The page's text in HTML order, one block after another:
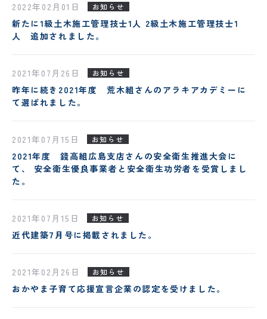
2022年02月01日 お知らせ
新たに1級土木施工管理技士1人 2級土木施工管理技士1
人 追加されました。
2021年07月26日 お知らせ
昨年に続き2021年度 荒木組さんのアラキアカデミーに
て選ばれました。
2021年07月15日 お知らせ
2021年度 錢高組広島支店さんの安全衛生推進大会に
て、 安全衛生優良事業者と安全衛生功労者を受賞しまし
た。
2021年07月15日 お知らせ
近代建築7月号に掲載されました。
2021年02月26日 お知らせ
おかやま子育て応援宣言企業の認定を受けました。